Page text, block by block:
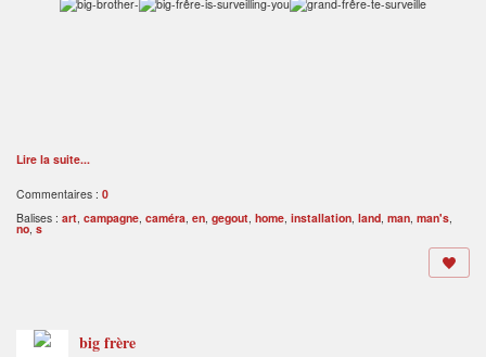
Lire la suite...
Commentaires : 0
Balises : art, campagne, caméra, en, gegout, home, installation, land, man, man's,
no, s
big frère